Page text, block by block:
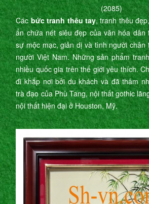
(2085)
Cácbức tranh thêu tay, tranh thêu
ẩn chứa nét siêu đẹp của văn hóa dân
sự mộc mạc, giản dị và tình người chân
người Việt Nam. Những sản phẩm
nhiều quốc gia trên thế giới yêu thích.
đi khắp nơi bởi du khách và đã thâm
trà đạo của Phù Tang, nội thất gothic
nội thất hiện đại ở Houston, Mỹ.